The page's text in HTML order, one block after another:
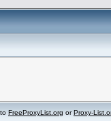
FreeProxyList.org orProxy-